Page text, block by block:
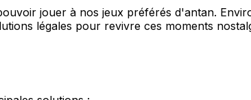
jouer à nos jeux préférés d'antan.
légales pour revivre ces moments